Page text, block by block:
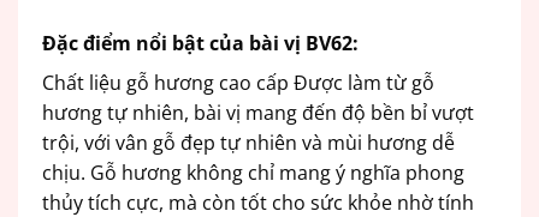
Đặc điểm nổi bật của bài vị BV62:
Chất liệu gỗ hương cao cấp Được làm từ gỗ
hương tự nhiên, bài vị mang đến độ bền bỉ vượt
trội, với vân gỗ đẹp tự nhiên và mùi hương dễ
chịu. Gỗ hương không chỉ mang ý nghĩa phong
thủy tích cực, mà còn tốt cho sức khỏe nhờ tính